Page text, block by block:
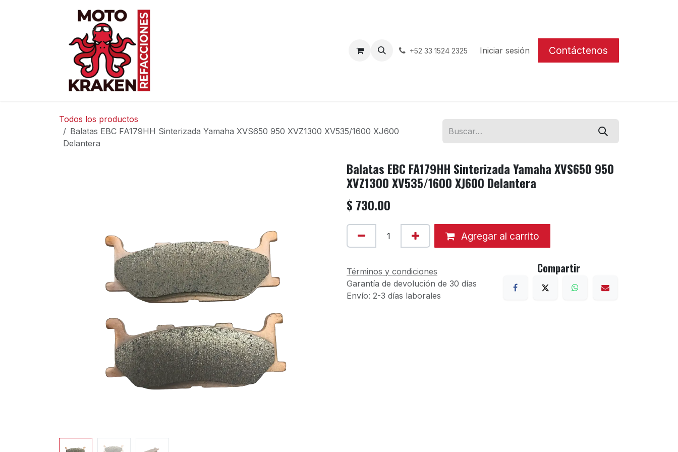
Contáctenos+52 33 1524 2325 Iniciar sesión Contáctenos
Todos los productos
Balatas EBC FA179HH Sinterizada Yamaha XVS650 950 XVZ1300 XV535/1600 XJ600
Delantera
Balatas EBC FA179HH Sinterizada Yamaha XVS650 950
XVZ1300 XV535/1600 XJ600 Delantera
$ 730.00
Agregar al carrito
Términos y condiciones
Garantía de devolución de 30 días
Envío: 2-3 días laborales
Compartir